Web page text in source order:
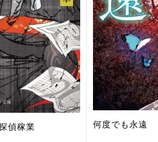
偵稼業 何度でも永遠